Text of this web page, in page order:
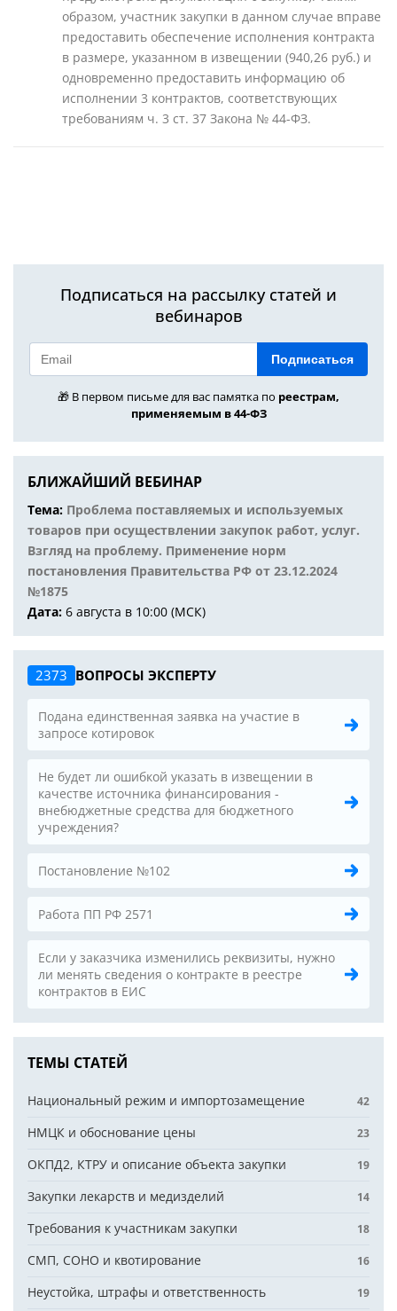
образом, участник закупки в данном случае вправе
предоставить обеспечение исполнения контракта
в размере, указанном в извещении (940,26 руб.) и
одновременно предоставить информацию об
исполнении 3 контрактов, соответствующих
требованиям ч. 3 ст. 37 Закона № 44-ФЗ.
Подписаться на рассылку статей и
вебинаров
Подписаться
🎁 В первом письме для вас памятка по реестрам,
применяемым в 44-ФЗ
БЛИЖАЙШИЙ ВЕБИНАР
Тема: Проблема поставляемых и используемых
товаров при осуществлении закупок работ, услуг.
Взгляд на проблему. Применение норм
постановления Правительства РФ от 23.12.2024
№1875
Дата: 6 августа в 10:00 (МСК)
2373 ВОПРОСЫ ЭКСПЕРТУ
Подана единственная заявка на участие в
запросе котировок
Не будет ли ошибкой указать в извещении в
качестве источника финансирования -
внебюджетные средства для бюджетного
учреждения?
Постановление №102
Работа ПП РФ 2571
Если у заказчика изменились реквизиты, нужно
ли менять сведения о контракте в реестре
контрактов в ЕИС
ТЕМЫ СТАТЕЙ
Национальный режим и импортозамещение 42
НМЦК и обоснование цены 23
ОКПД2, КТРУ и описание объекта закупки 19
Закупки лекарств и медизделий 14
Требования к участникам закупки 18
СМП, СОНО и квотирование 16
Неустойка, штрафы и ответственность 19